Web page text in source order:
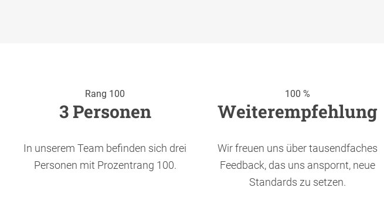
Rang 100
3 Personen
In unserem Team befinden sich drei
Personen mit Prozentrang 100.
100 %
Weiterempfehlung
Wir freuen uns über tausendfaches
Feedback, das uns anspornt, neue
Standards zu setzen.